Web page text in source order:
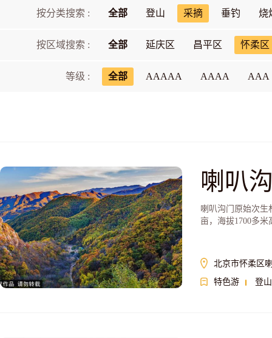
按分类搜索 : 全部 登山 采摘 垂钓 烧
按区域搜索 : 全部 延庆区 昌平区 怀柔区
等级 : 全部 AAAAA AAAA AAA
喇叭
喇叭沟门原始次生
亩，海拔1700多
北京市怀柔区
特色游
登山